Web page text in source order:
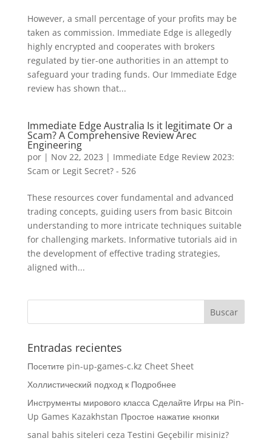
However, a small percentage of your profits may be
taken as commission. Immediate Edge is allegedly
highly encrypted and cooperates with brokers
regulated by tier-one authorities in an attempt to
safeguard your trading funds. Our Immediate Edge
review has shown that...
Immediate Edge Australia Is it legitimate Or a
Scam? A Comprehensive Review Arec
Engineering
por | Nov 22, 2023 | Immediate Edge Review 2023:
Scam or Legit Secret? - 526
These resources cover fundamental and advanced
trading concepts, guiding users from basic Bitcoin
understanding to more intricate techniques suitable
for challenging markets. Informative tutorials aid in
the development of effective trading strategies,
aligned with...
Entradas recientes
Посетите pin-up-games-c.kz Cheet Sheet
Холлистический подход к Подробнее
Инструменты мирового класса Сделайте Игры на Pin-
Up Games Kazakhstan Простое нажатие кнопки
sanal bahis siteleri ceza Testini Geçebilir misiniz?